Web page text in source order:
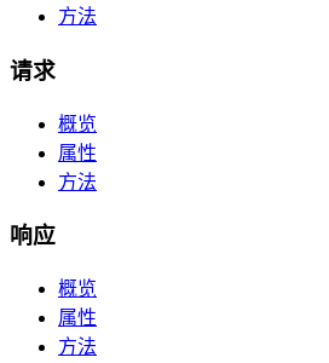
方法
请求
概览
属性
方法
响应
概览
属性
方法